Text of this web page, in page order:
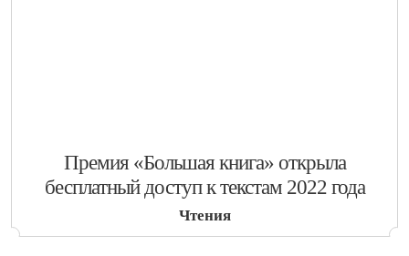
​Премия «Большая книга» открыла
бесплатный доступ к текстам 2022 года
Чтения